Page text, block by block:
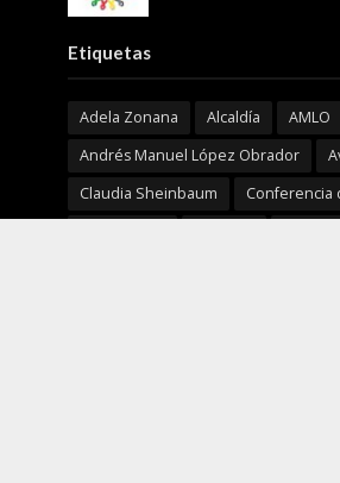
Etiquetas
Adela Zonana Alcaldía
AMLO
Andrés Manuel López Obrador
Claudia Sheinbaum
Conferencia